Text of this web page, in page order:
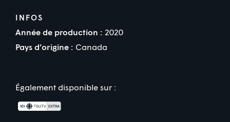
INFOS
Année de production : 2020
Pays d’origine : Canada
Également disponible sur :